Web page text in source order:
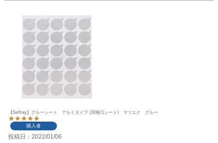
【Selfray】グルーシート アルミタイプ (30枚/1シート) マツエク グルー
購入者
投稿日 2022/01/06